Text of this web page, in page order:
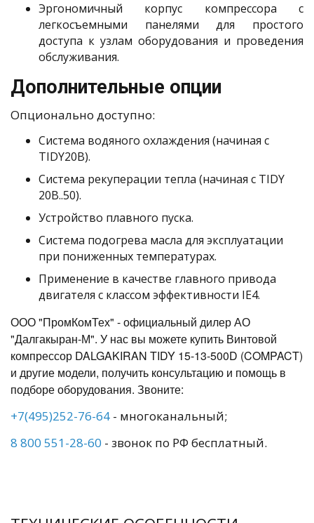
Эргономичный корпус компрессора с
легкосъемными панелями для простого
доступа к узлам оборудования и проведения
обслуживания.
Дополнительные опции
Опционально доступно:
Система водяного охлаждения (начиная с
TIDY20В).
Система рекуперации тепла (начиная с TIDY
20B..50).
Устройство плавного пуска.
Система подогрева масла для эксплуатации
при пониженных температурах.
Применение в качестве главного привода
двигателя с классом эффективности IE4.
ООО "ПромКомТех" - официальный дилер АО
"Далгакыран-М". У нас вы можете купить Винтовой
компрессор DALGAKIRAN TIDY 15-13-500D (COMPACT)
и другие модели, получить консультацию и помощь в
подборе оборудования. Звоните:
+7(495)252-76-64 - многоканальный;
8 800 551-28-60 - звонок по РФ бесплатный.